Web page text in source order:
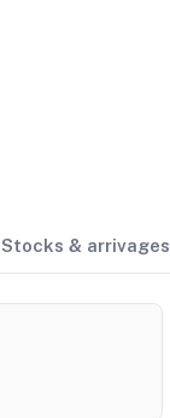
Stocks & arrivages